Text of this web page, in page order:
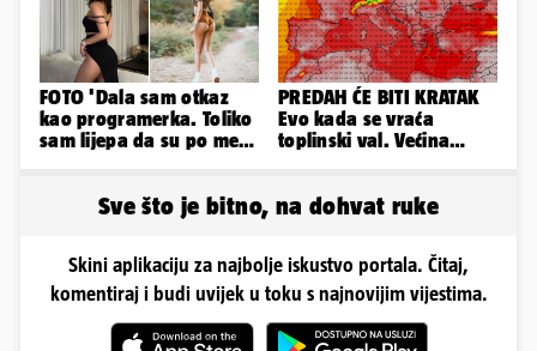
FOTO 'Dala sam otkaz
kao programerka. Toliko
sam lijepa da su po meni
PREDAH ĆE BITI KRATAK
Evo kada se vraća
toplinski val. Većina
Sve što je bitno, na dohvat ruke
Skini aplikaciju za najbolje iskustvo portala. Čitaj,
komentiraj i budi uvijek u toku s najnovijim vijestima.